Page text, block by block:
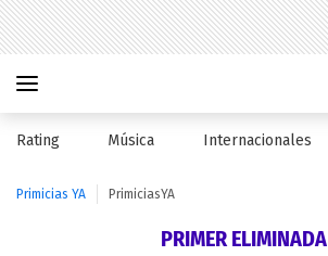
Rating Música Internacionales
Primicias YA PrimiciasYA
PRIMER ELIMINADA